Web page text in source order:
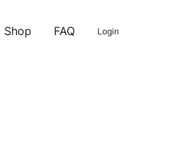
Shop FAQ Login